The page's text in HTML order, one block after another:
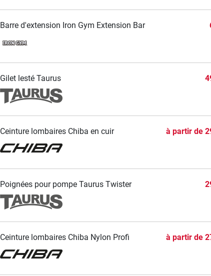
Barre d'extension Iron Gym Extension Bar
Gilet lesté Taurus
Ceinture lombaires Chiba en cuir à partir de
Poignées pour pompe Taurus Twister
Ceinture lombaires Chiba Nylon Profi à partir de